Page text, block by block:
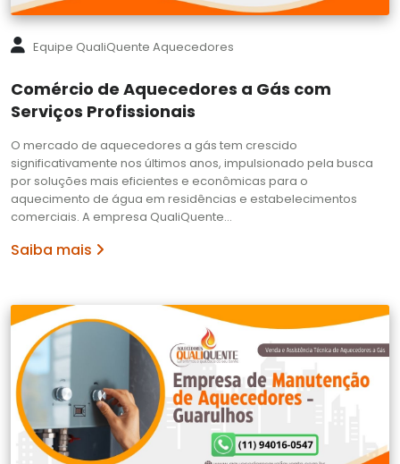
Equipe QualiQuente Aquecedores
Comércio de Aquecedores a Gás com
Serviços Profissionais
O mercado de aquecedores a gás tem crescido
significativamente nos últimos anos, impulsionado pela busca
por soluções mais eficientes e econômicas para o
aquecimento de água em residências e estabelecimentos
comerciais. A empresa QualiQuente…
Saiba mais